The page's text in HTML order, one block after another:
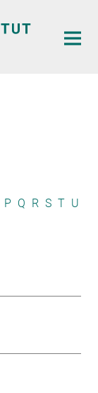
P Q R S T U